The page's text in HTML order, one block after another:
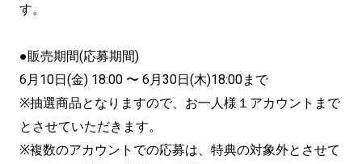
す。
●販売期間(応募期間)
6月10日(金) 18:00 〜 6月30日(木)18:00まで
※抽選商品となりますので、お一人様１アカウントまで
とさせていただきます。
※複数のアカウントでの応募は、特典の対象外とさせて